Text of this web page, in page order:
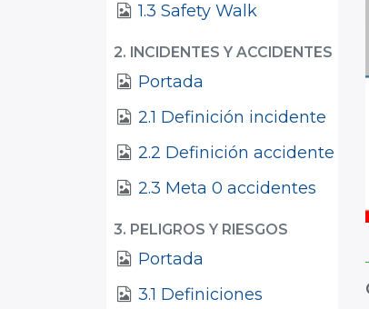
1.3 Safety Walk
2. INCIDENTES Y ACCIDENTES
Portada
2.1 Definición incidente
2.2 Definición accidente
2.3 Meta 0 accidentes
3. PELIGROS Y RIESGOS
Portada
3.1 Definiciones